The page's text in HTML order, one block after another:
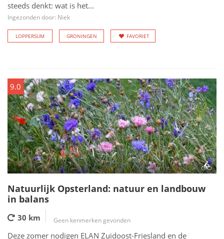
steeds denkt: wat is het...
Ingezonden door: Niek
LOPPERSUM GRONINGEN FAVORIET
9.0
Natuurlijk Opsterland: natuur en landbouw
in balans
30 km Geen kenmerken gevonden
Deze zomer nodigen ELAN Zuidoost-Friesland en de